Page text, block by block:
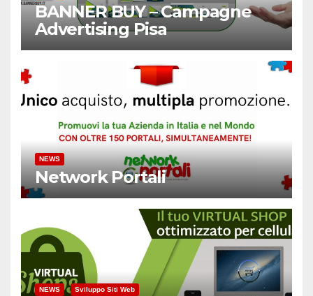
BANNER BUY – Campagne
Advertising Pisa
NEWS
Network Portali
NEWS Sviluppo Siti Web